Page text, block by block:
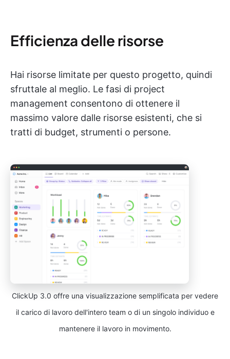
Efficienza delle risorse
Hai risorse limitate per questo progetto, quindi
sfruttale al meglio. Le fasi di project
management consentono di ottenere il
massimo valore dalle risorse esistenti, che si
tratti di budget, strumenti o persone.
ClickUp 3.0 offre una visualizzazione semplificata per vedere
il carico di lavoro dell'intero team o di un singolo individuo e
mantenere il lavoro in movimento.